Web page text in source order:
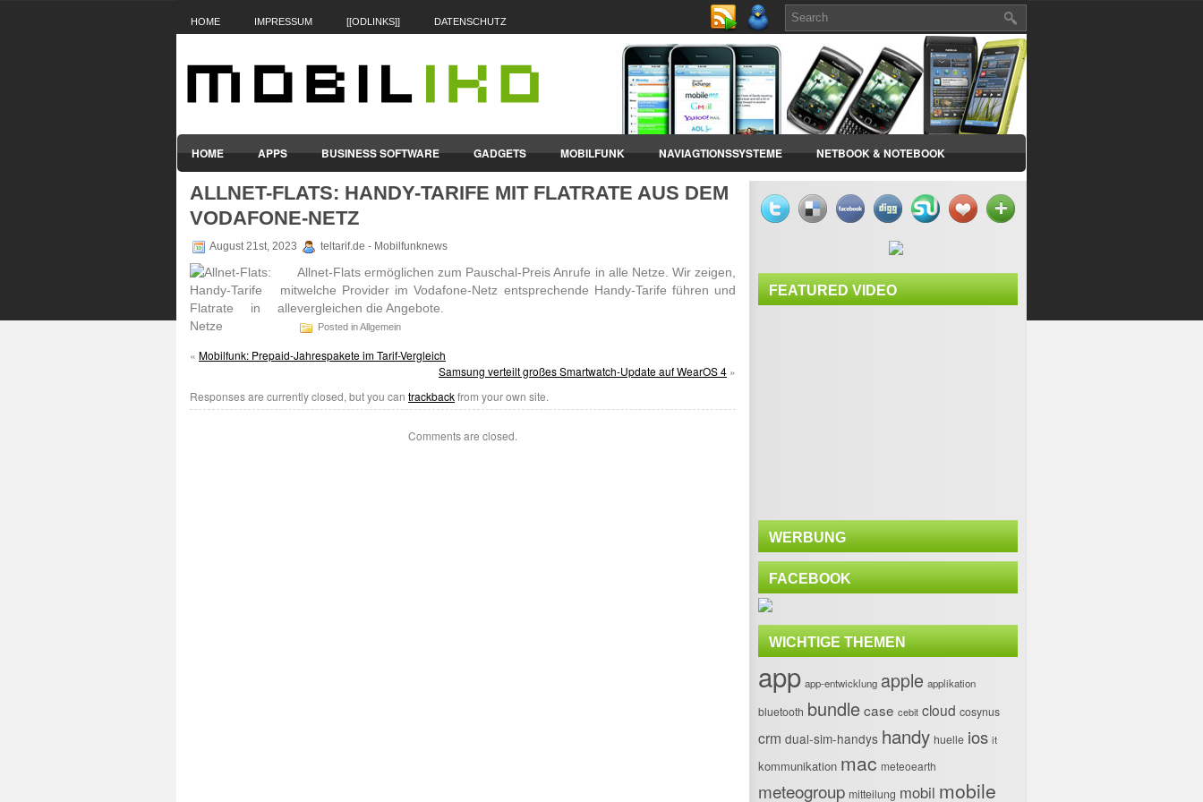
HOME IMPRESSUM [[ODLINKS]] DATENSCHUTZ
HOME APPS BUSINESS SOFTWARE GADGETS MOBILFUNK NAVIAGTIONSSYSTEME NETBOOK & NOTEBOOK
SMARTPHONES & HANDYS TABLET-PCS VERTRÄGE & TARIFE
ALLNET-FLATS: HANDY-TARIFE MIT FLATRATE AUS DEM
VODAFONE-NETZ
August 21st, 2023 teltarif.de - Mobilfunknews
Allnet-Flats ermög­lichen zum Pauschal-Preis Anrufe in alle Netze. Wir zeigen,
welche Provider im Voda­fone-Netz entspre­chende Handy-Tarife führen und
verglei­chen die Ange­bote.
Posted in Allgemein
« Mobilfunk: Prepaid-Jahrespakete im Tarif-Vergleich
Samsung verteilt großes Smartwatch-Update auf WearOS 4 »
Responses are currently closed, but you can trackbackfrom your own site.
Comments are closed.
FEATURED VIDEO
WERBUNG
FACEBOOK
WICHTIGE THEMEN
app app-entwicklung apple applikation
bluetooth bundlecase cebit cloud cosynus
crm dual-sim-handys handy huelle ios it
kommunikation mac meteoearth
meteogroup mitteilung mobil mobile